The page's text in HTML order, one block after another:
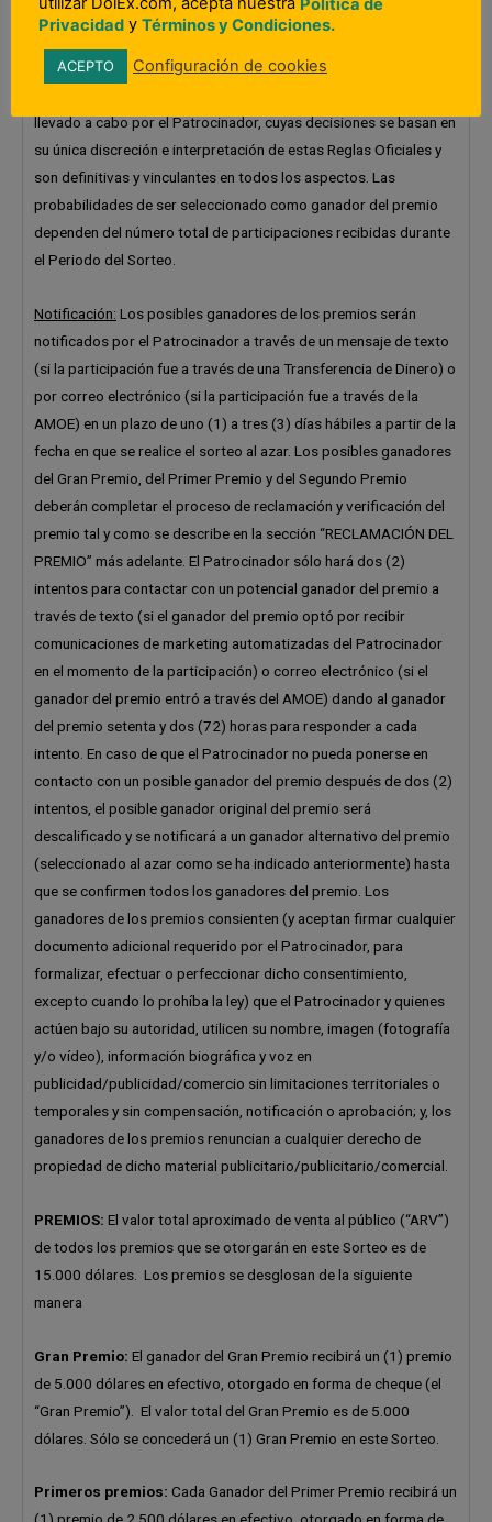
Premio (cada uno de ellos, un “Ganador del Tercer Premio”); y
seis (6) ganadores del Cuarto Premio (cada uno de ellos, un
“Ganador del Cuarto Premio”) entre todas las inscripciones
llevado a cabo por el Patrocinador, cuyas decisiones se basan en
su única discreción e interpretación de estas Reglas Oficiales y
son definitivas y vinculantes en todos los aspectos. Las
probabilidades de ser seleccionado como ganador del premio
dependen del número total de participaciones recibidas durante
el Periodo del Sorteo.
Notificación: Los posibles ganadores de los premios serán
notificados por el Patrocinador a través de un mensaje de texto
(si la participación fue a través de una Transferencia de Dinero) o
por correo electrónico (si la participación fue a través de la
AMOE) en un plazo de uno (1) a tres (3) días hábiles a partir de la
fecha en que se realice el sorteo al azar. Los posibles ganadores
del Gran Premio, del Primer Premio y del Segundo Premio
deberán completar el proceso de reclamación y verificación del
premio tal y como se describe en la sección “RECLAMACIÓN DEL
PREMIO” más adelante. El Patrocinador sólo hará dos (2)
intentos para contactar con un potencial ganador del premio a
través de texto (si el ganador del premio optó por recibir
comunicaciones de marketing automatizadas del Patrocinador
en el momento de la participación) o correo electrónico (si el
ganador del premio entró a través del AMOE) dando al ganador
del premio setenta y dos (72) horas para responder a cada
intento. En caso de que el Patrocinador no pueda ponerse en
contacto con un posible ganador del premio después de dos (2)
intentos, el posible ganador original del premio será
descalificado y se notificará a un ganador alternativo del premio
(seleccionado al azar como se ha indicado anteriormente) hasta
que se confirmen todos los ganadores del premio. Los
ganadores de los premios consienten (y aceptan firmar cualquier
documento adicional requerido por el Patrocinador, para
formalizar, efectuar o perfeccionar dicho consentimiento,
excepto cuando lo prohíba la ley) que el Patrocinador y quienes
actúen bajo su autoridad, utilicen su nombre, imagen (fotografía
y/o vídeo), información biográfica y voz en
publicidad/publicidad/comercio sin limitaciones territoriales o
temporales y sin compensación, notificación o aprobación; y, los
ganadores de los premios renuncian a cualquier derecho de
propiedad de dicho material publicitario/publicitario/comercial.
PREMIOS: El valor total aproximado de venta al público (“ARV”)
de todos los premios que se otorgarán en este Sorteo es de
15.000 dólares. Los premios se desglosan de la siguiente
manera
Gran Premio: El ganador del Gran Premio recibirá un (1) premio
de 5.000 dólares en efectivo, otorgado en forma de cheque (el
“Gran Premio”). El valor total del Gran Premio es de 5.000
dólares. Sólo se concederá un (1) Gran Premio en este Sorteo.
Primeros premios: Cada Ganador del Primer Premio recibirá un
Privacidad y Términos y Condiciones.
ACEPTO Configuración de cookies